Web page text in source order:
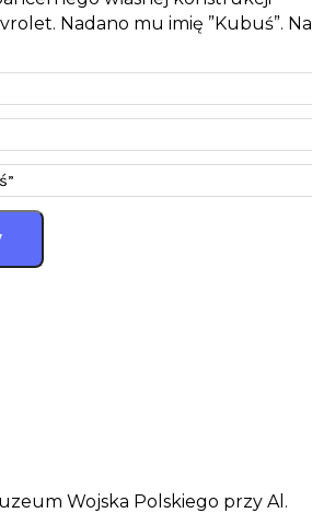
Nadano mu imię ”Kubuś”. Na
Wojska Polskiego przy Al.